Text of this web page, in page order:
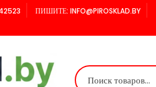
ПИШИТЕ: INFO@PIROSKLAD.BY